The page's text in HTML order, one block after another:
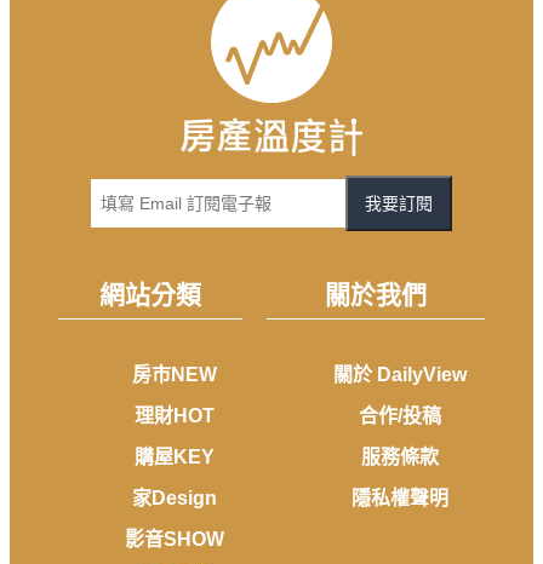
我要訂閱
網站分類
房市NEW
理財HOT
購屋KEY
家Design
影音SHOW
關於我們
關於 DailyView
合作/投稿
服務條款
隱私權聲明